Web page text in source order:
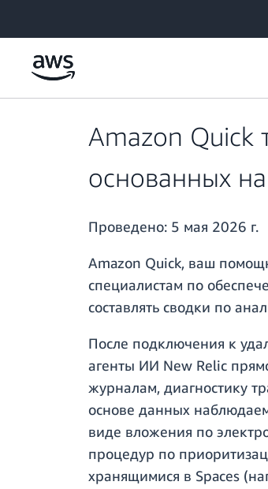
Amazon Quick
основанных
Проведено: 5 мая 2026 г.
Amazon Quick, ваш
специалистам по
составлять сводки по
После подключения к
агенты ИИ New Relic
журналам, диагностику
основе данных
виде вложения по
процедур по
хранящимися в Spaces